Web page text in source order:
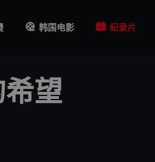
韩国电影 纪录片
望